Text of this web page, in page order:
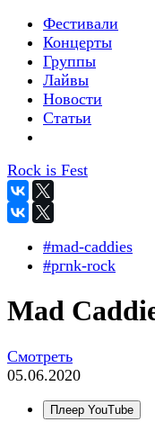
Фестивали
Концерты
Группы
Лайвы
Новости
Статьи
Rock is Fest
#mad-caddies
#pгnk-roсk
Mad
Смотреть
05.06.2020
Плеер YouTube